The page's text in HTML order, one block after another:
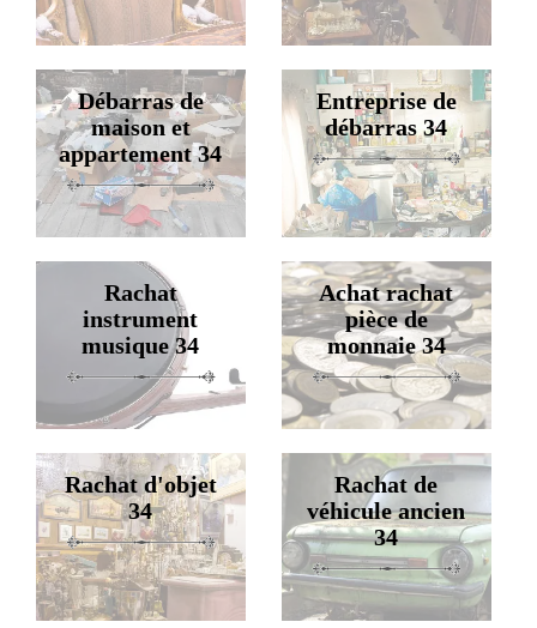
Débarras de
maison et
appartement 34
Entreprise de
débarras 34
Rachat
instrument
musique 34
Achat rachat
pièce de
monnaie 34
Rachat d'objet
34
Rachat de
véhicule ancien
34